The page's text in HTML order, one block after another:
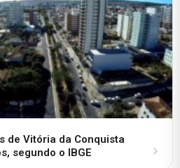
de Vitória da Conquista
segundo o IBGE